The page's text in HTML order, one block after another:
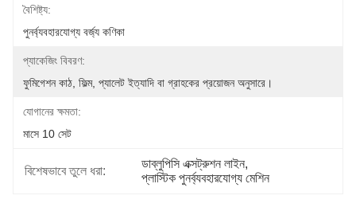
বৈশিষ্ট্য:
পুনর্ব্যবহারযোগ্য বর্জ্য কণিকা
প্যাকেজিং বিবরণ:
ফুমিগেশন কাঠ, ফিল্ম, প্যালেট ইত্যাদি বা গ্রাহকের প্রয়োজন অনুসারে।
যোগানের ক্ষমতা:
মাসে 10 সেট
বিশেষভাবে তুলে ধরা:
ডাব্লুপিসি এক্সট্রুশন লাইন,
প্লাস্টিক পুনর্ব্যবহারযোগ্য মেশিন